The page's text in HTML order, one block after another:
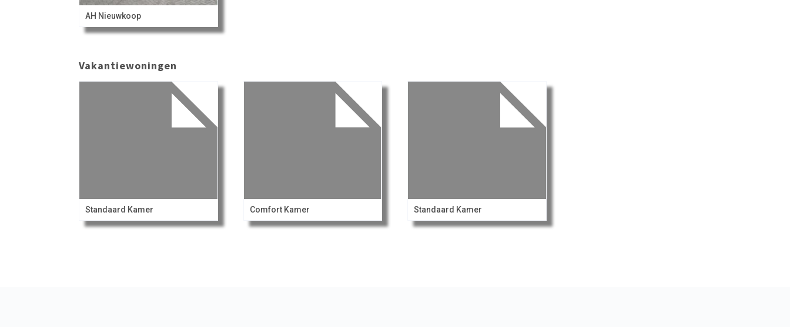
AH Nieuwkoop
Vakantiewoningen
Standaard Kamer Comfort Kamer Standaard Kamer